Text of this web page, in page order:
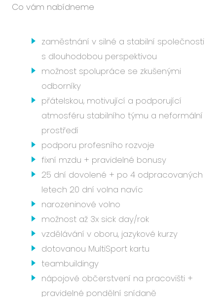
Co vám nabídneme
zaměstnání v silné a stabilní společnosti
s dlouhodobou perspektivou
možnost spolupráce se zkušenými
odborníky
přátelskou, motivující a podporující
atmosféru stabilního týmu a neformální
prostředí
podporu profesního rozvoje
fixní mzdu + pravidelné bonusy
25 dní dovolené + po 4 odpracovaných
letech 20 dní volna navíc
narozeninové volno
možnost až 3x sick day/rok
vzdělávání v oboru, jazykové kurzy
dotovanou MultiSport kartu
teambuildingy
nápojové občerstvení na pracovišti +
pravidelné pondělní snídaně